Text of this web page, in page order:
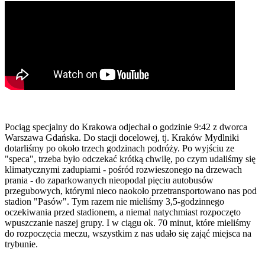
Pociąg specjalny do Krakowa odjechał o godzinie 9:42 z dworca
Warszawa Gdańska. Do stacji docelowej, tj. Kraków Mydlniki
dotarliśmy po około trzech godzinach podróży. Po wyjściu ze
"speca", trzeba było odczekać krótką chwilę, po czym udaliśmy się
klimatycznymi zadupiami - pośród rozwieszonego na drzewach
prania - do zaparkowanych nieopodal pięciu autobusów
przegubowych, którymi nieco naokoło przetransportowano nas pod
stadion "Pasów". Tym razem nie mieliśmy 3,5-godzinnego
oczekiwania przed stadionem, a niemal natychmiast rozpoczęto
wpuszczanie naszej grupy. I w ciągu ok. 70 minut, które mieliśmy
do rozpoczęcia meczu, wszystkim z nas udało się zająć miejsca na
trybunie.